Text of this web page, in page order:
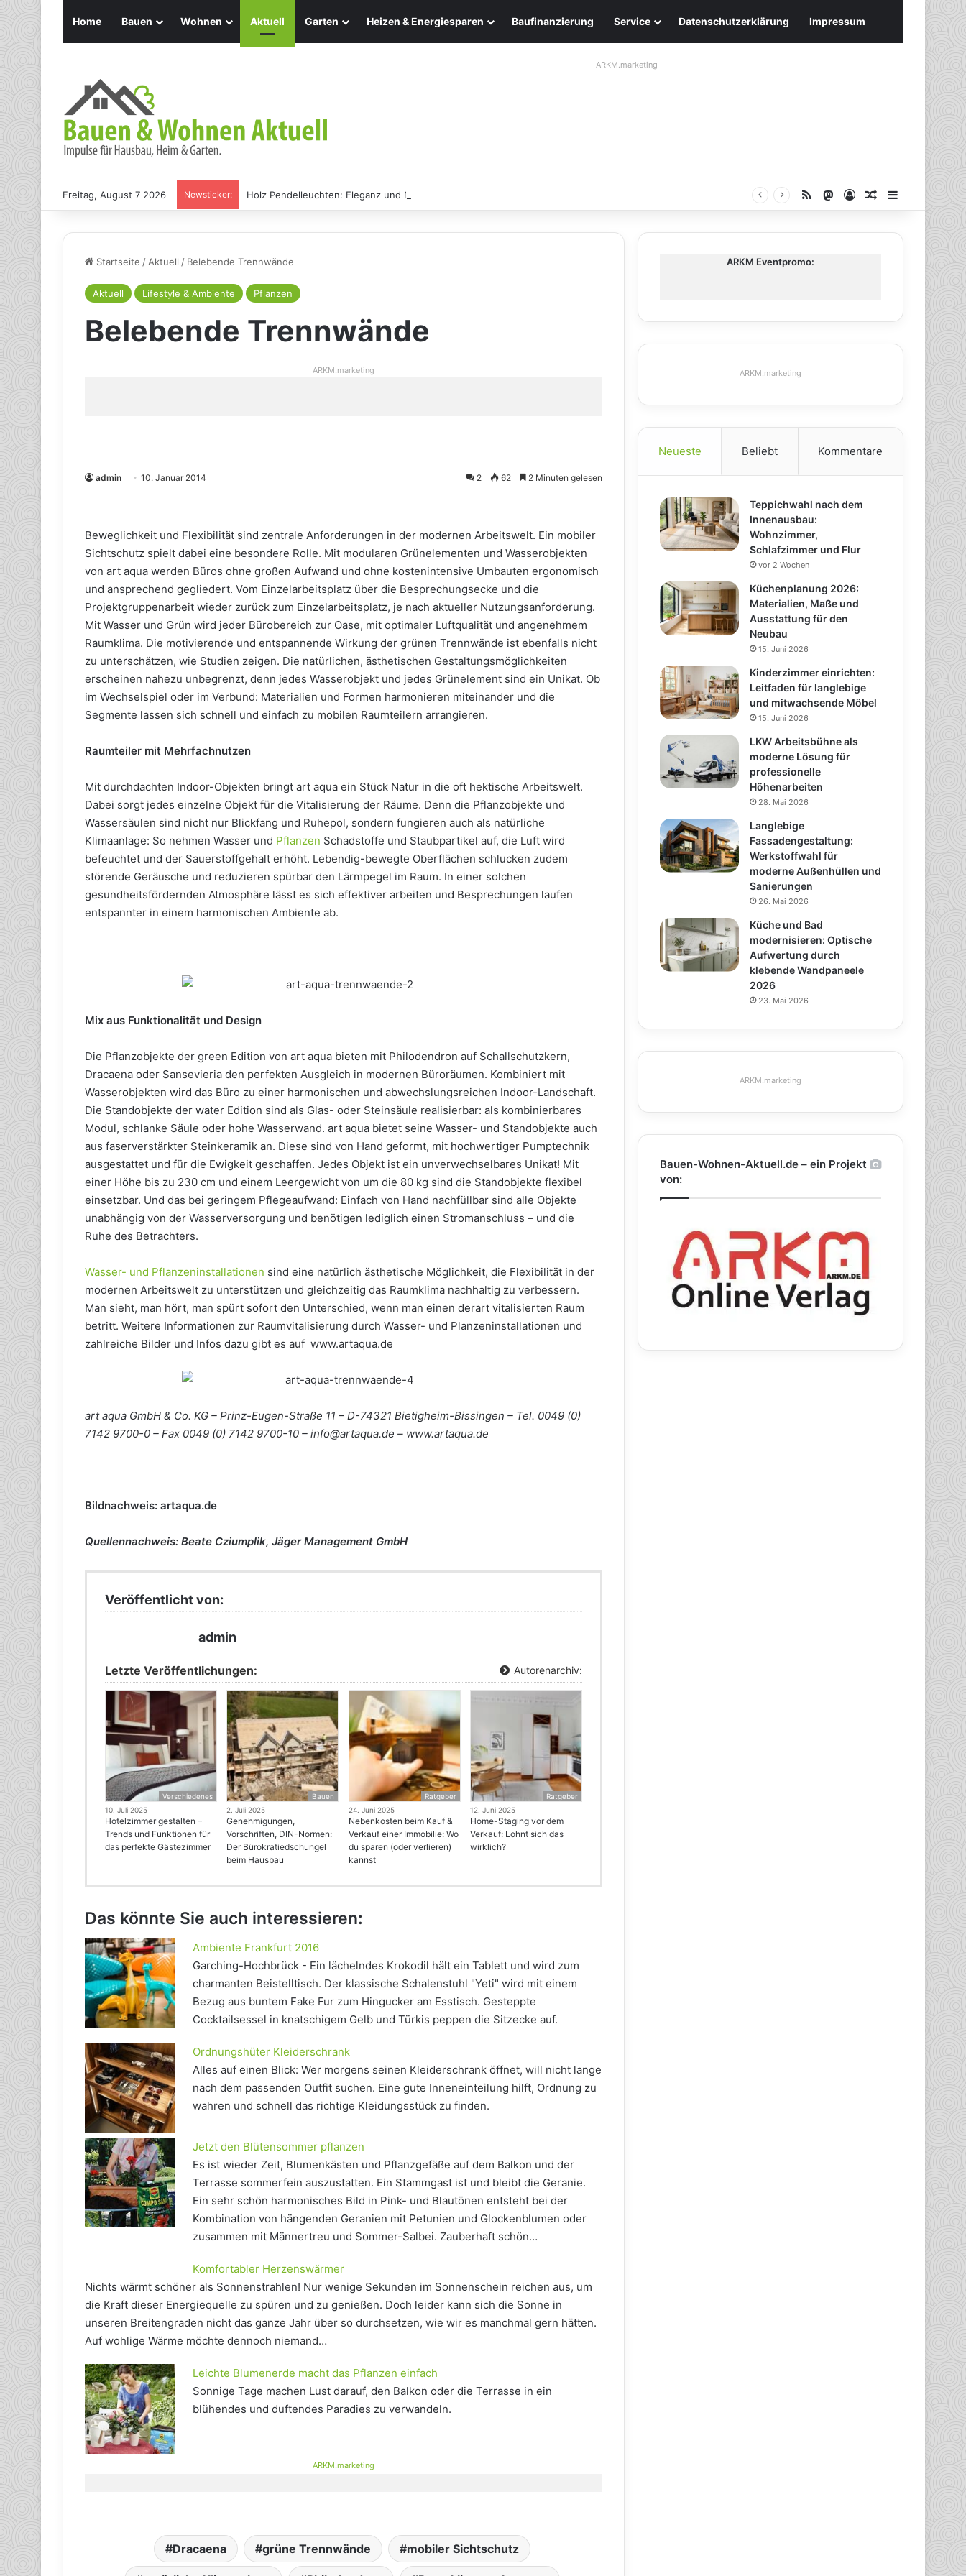
Home Bauen Wohnen Aktuell Garten Heizen & Energiesparen Baufinanzierung Service Datenschutzerklärung Impressum
ARKM.marketing
Freitag, August 7 2026 Newsticker: Holz Pendelleuchten: Eleganz und Nachhaltigkeit für Ihr Zuhause RSS Mastodon
AnmeldenZufälliger
Startseite /Aktuell / Belebende Trennwände
Aktuell Lifestyle & Ambiente Pflanzen
Belebende Trennwände
ARKM.marketing
admin 10. Januar 2014 2 62 2 Minuten gelesen
Beweglichkeit und Flexibilität sind zentrale Anforderungen in der modernen Arbeitswelt. Ein mobiler
Sichtschutz spielt dabei eine besondere Rolle. Mit modularen Grünelementen und Wasserobjekten
von art aqua werden Büros ohne großen Aufwand und ohne kostenintensive Umbauten ergonomisch
und ansprechend gegliedert. Vom Einzelarbeitsplatz über die Besprechungsecke und die
Projektgruppenarbeit wieder zurück zum Einzelarbeitsplatz, je nach aktueller Nutzungsanforderung.
Mit Wasser und Grün wird jeder Bürobereich zur Oase, mit optimaler Luftqualität und angenehmem
Raumklima. Die motivierende und entspannende Wirkung der grünen Trennwände ist ebenfalls nicht
zu unterschätzen, wie Studien zeigen. Die natürlichen, ästhetischen Gestaltungsmöglichkeiten
erscheinen nahezu unbegrenzt, denn jedes Wasserobjekt und jedes Grünelement sind ein Unikat. Ob
im Wechselspiel oder im Verbund: Materialien und Formen harmonieren miteinander und die
Segmente lassen sich schnell und einfach zu mobilen Raumteilern arrangieren.
Raumteiler mit Mehrfachnutzen
Mit durchdachten Indoor-Objekten bringt art aqua ein Stück Natur in die oft hektische Arbeitswelt.
Dabei sorgt jedes einzelne Objekt für die Vitalisierung der Räume. Denn die Pflanzobjekte und
Wassersäulen sind nicht nur Blickfang und Ruhepol, sondern fungieren auch als natürliche
Klimaanlage: So nehmen Wasser und Pflanzen Schadstoffe und Staubpartikel auf, die Luft wird
befeuchtet und der Sauerstoffgehalt erhöht. Lebendig-bewegte Oberflächen schlucken zudem
störende Geräusche und reduzieren spürbar den Lärmpegel im Raum. In einer solchen
gesundheitsfördernden Atmosphäre lässt es sich effektiver arbeiten und Besprechungen laufen
entspannter in einem harmonischen Ambiente ab.
Mix aus Funktionalität und Design
Die Pflanzobjekte der green Edition von art aqua bieten mit Philodendron auf Schallschutzkern,
Dracaena oder Sansevieria den perfekten Ausgleich in modernen Büroräumen. Kombiniert mit
Wasserobjekten wird das Büro zu einer harmonischen und abwechslungsreichen Indoor-Landschaft.
Die Standobjekte der water Edition sind als Glas- oder Steinsäule realisierbar: als kombinierbares
Modul, schlanke Säule oder hohe Wasserwand. art aqua bietet seine Wasser- und Standobjekte auch
aus faserverstärkter Steinkeramik an. Diese sind von Hand geformt, mit hochwertiger Pumptechnik
ausgestattet und für die Ewigkeit geschaffen. Jedes Objekt ist ein unverwechselbares Unikat! Mit
einer Höhe bis zu 230 cm und einem Leergewicht von um die 80 kg sind die Standobjekte flexibel
einsetzbar. Und das bei geringem Pflegeaufwand: Einfach von Hand nachfüllbar sind alle Objekte
unabhängig von der Wasserversorgung und benötigen lediglich einen Stromanschluss – und die
Ruhe des Betrachters.
Wasser- und Pflanzeninstallationen sind eine natürlich ästhetische Möglichkeit, die Flexibilität in der
modernen Arbeitswelt zu unterstützen und gleichzeitig das Raumklima nachhaltig zu verbessern.
Man sieht, man hört, man spürt sofort den Unterschied, wenn man einen derart vitalisierten Raum
betritt. Weitere Informationen zur Raumvitalisierung durch Wasser- und Planzeninstallationen und
zahlreiche Bilder und Infos dazu gibt es auf www.artaqua.de
art aqua GmbH & Co. KG – Prinz-Eugen-Straße 11 – D-74321 Bietigheim-Bissingen – Tel. 0049 (0)
7142 9700-0 – Fax 0049 (0) 7142 9700-10 – info@artaqua.de – www.artaqua.de
Bildnachweis: artaqua.de
Quellennachweis: Beate Cziumplik, Jäger Management GmbH
Veröffentlicht von:
admin
Letzte Veröffentlichungen: Autorenarchiv:
Verschiedenes
10. Juli 2025
Hotelzimmer gestalten –
Trends und Funktionen für
das perfekte Gästezimmer
Bauen
2. Juli 2025
Genehmigungen,
Vorschriften, DIN-Normen:
Der Bürokratiedschungel
beim Hausbau
Ratgeber
24. Juni 2025
Nebenkosten beim Kauf &
Verkauf einer Immobilie: Wo
du sparen (oder verlieren)
kannst
Ratgeber
12. Juni 2025
Home-Staging vor dem
Verkauf: Lohnt sich das
wirklich?
Das könnte Sie auch interessieren:
Ambiente Frankfurt 2016
Garching-Hochbrück - Ein lächelndes Krokodil hält ein Tablett und wird zum
charmanten Beistelltisch. Der klassische Schalenstuhl "Yeti" wird mit einem
Bezug aus buntem Fake Fur zum Hingucker am Esstisch. Gesteppte
Cocktailsessel in knatschigem Gelb und Türkis peppen die Sitzecke auf.
Ordnungshüter Kleiderschrank
Alles auf einen Blick: Wer morgens seinen Kleiderschrank öffnet, will nicht lange
nach dem passenden Outfit suchen. Eine gute Inneneinteilung hilft, Ordnung zu
wahren und schnell das richtige Kleidungsstück zu finden.
Jetzt den Blütensommer pflanzen
Es ist wieder Zeit, Blumenkästen und Pflanzgefäße auf dem Balkon und der
Terrasse sommerfein auszustatten. Ein Stammgast ist und bleibt die Geranie.
Ein sehr schön harmonisches Bild in Pink- und Blautönen entsteht bei der
Kombination von hängenden Geranien mit Petunien und Glockenblumen oder
zusammen mit Männertreu und Sommer-Salbei. Zauberhaft schön…
Komfortabler Herzenswärmer
Nichts wärmt schöner als Sonnenstrahlen! Nur wenige Sekunden im Sonnenschein reichen aus, um
die Kraft dieser Energiequelle zu spüren und zu genießen. Doch leider kann sich die Sonne in
unseren Breitengraden nicht das ganze Jahr über so durchsetzen, wie wir es manchmal gern hätten.
Auf wohlige Wärme möchte dennoch niemand…
Leichte Blumenerde macht das Pflanzen einfach
Sonnige Tage machen Lust darauf, den Balkon oder die Terrasse in ein
blühendes und duftendes Paradies zu verwandeln.
ARKM.marketing
Dracaena grüne Trennwände mobiler Sichtschutz
ARKM Eventpromo:
ARKM.marketing
Neueste Beliebt Kommentare
Teppichwahl nach dem
Innenausbau:
Wohnzimmer,
Schlafzimmer und Flur
vor 2 Wochen
Küchenplanung 2026:
Materialien, Maße und
Ausstattung für den
Neubau
15. Juni 2026
Kinderzimmer einrichten:
Leitfaden für langlebige
und mitwachsende Möbel
15. Juni 2026
LKW Arbeitsbühne als
moderne Lösung für
professionelle
Höhenarbeiten
28. Mai 2026
Langlebige
Fassadengestaltung:
Werkstoffwahl für
moderne Außenhüllen und
Sanierungen
26. Mai 2026
Küche und Bad
modernisieren: Optische
Aufwertung durch
klebende Wandpaneele
2026
23. Mai 2026
ARKM.marketing
Bauen-Wohnen-Aktuell.de – ein Projekt
von: